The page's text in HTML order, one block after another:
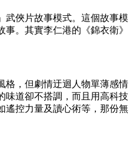
武俠片故事模式。這個故事模
。其實李仁港的《錦衣衛》
格，但劇情迂迴人物單薄感情
味道卻不搭調，而且用高科技
遙控力量及讀心術等，那份無